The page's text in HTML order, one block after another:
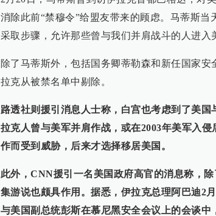
消除此前“禁穆令”给盟友带来的顾虑。马蒂斯
采取步骤，允许那些曾与我们并肩战斗的人进入
除了马蒂斯外，包括国务卿蒂勒森和新任国家
拉克从被禁名单中剔除。
路透社则援引消息人士称，白宫也考虑到了美
拉克人曾与美军并肩作战，或在2003年美军入
作而受到威胁，后来才选择移居美国。
此外，CNN援引一名美国政府高官的消息称，
集游说也颇具作用。据悉，伊拉克总理阿巴迪2
与美国副总统彭斯在慕尼黑安全会议上的会谈中